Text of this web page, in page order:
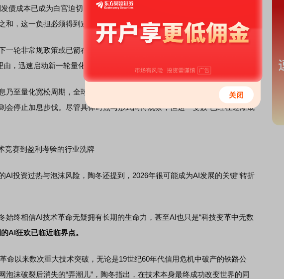
债成本已成为白宫迫切的政治经济任务——2025年美国国债利息支出已相当
和，这一负担必须得到遏制。
轮非常规政策或已箭在弦上。若国债市场或AI资产价格出现剧烈波动，美
由，迅速启动新一轮量化宽松。
至量化宽松周期，全球央行将随之联动。陶冬判断，欧洲央行与英国央行
会停止加息步伐。尽管具体时点与形式尚待观察，但这一变数“已经在逐渐成
赛到盈利考验的行业洗牌
投资过热与泡沫风险，陶冬还提到，2026年很可能成为AI发展的关键“转折
终相信AI技术革命无疑拥有长期的生命力，甚至AI也只是“科技变革中无数
AI狂欢已临近临界点。
以来数次重大技术突破，无论是19世纪60年代信用危机中破产的铁路公
泡沫破裂后消失的“弄潮儿”，陶冬指出，在技术本身最终成功改变世界的同